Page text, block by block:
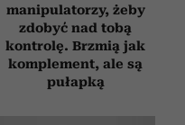
manipulatorzy, żeby
zdobyć nad tobą
kontrolę. Brzmią jak
komplement, ale są
pułapką